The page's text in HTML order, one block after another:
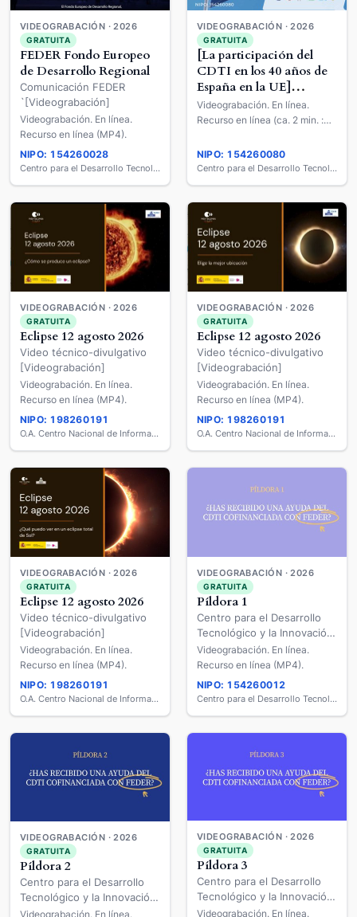
VIDEOGRABACIÓN · 2026
GRATUITA
FEDER Fondo Europeo
de Desarrollo Regional
Comunicación FEDER
`[Videograbación]
Videograbación. En línea.
Recurso en línea (MP4).
NIPO: 154260028
Centro para el Desarrollo Tecnológico y la Innovación (CDTI)
VIDEOGRABACIÓN · 2026
GRATUITA
[La participación del
CDTI en los 40 años de
España en la UE]
[Videograbación]
Videograbación. En línea.
Recurso en línea (ca. 2 min. :
NIPO: 154260080
Centro para el Desarrollo Tecnológico y la Innovación (CDTI)
VIDEOGRABACIÓN · 2026
GRATUITA
Eclipse 12 agosto 2026
Video técnico-divulgativo
[Videograbación]
Videograbación. En línea.
Recurso en línea (MP4).
NIPO: 198260191
O.A. Centro Nacional de Información Geográfica
VIDEOGRABACIÓN · 2026
GRATUITA
Eclipse 12 agosto 2026
Video técnico-divulgativo
[Videograbación]
Videograbación. En línea.
Recurso en línea (MP4).
NIPO: 198260191
O.A. Centro Nacional de Información Geográfica
VIDEOGRABACIÓN · 2026
GRATUITA
Eclipse 12 agosto 2026
Video técnico-divulgativo
[Videograbación]
Videograbación. En línea.
Recurso en línea (MP4).
NIPO: 198260191
O.A. Centro Nacional de Información Geográfica
VIDEOGRABACIÓN · 2026
GRATUITA
Píldora 1
Centro para el Desarrollo
Tecnológico y la Innovación
(CDTI) FEDER
[Videograbación]
Videograbación. En línea.
Recurso en línea (MP4).
NIPO: 154260012
Centro para el Desarrollo Tecnológico y la Innovación (CDTI)
VIDEOGRABACIÓN · 2026
GRATUITA
Píldora 2
Centro para el Desarrollo
Tecnológico y la Innovación
(CDTI) FEDER
Videograbación. En línea.
VIDEOGRABACIÓN · 2026
GRATUITA
Píldora 3
Centro para el Desarrollo
Tecnológico y la Innovación
(CDTI) FEDER
Videograbación. En línea.